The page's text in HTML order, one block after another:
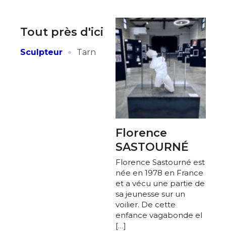
Tout près d'ici
Sculpteur · Tarn
Florence
SASTOURNÉ
Florence Sastourné est
née en 1978 en France
et a vécu une partie de
sa jeunesse sur un
voilier. De cette
enfance vagabonde el
[…]